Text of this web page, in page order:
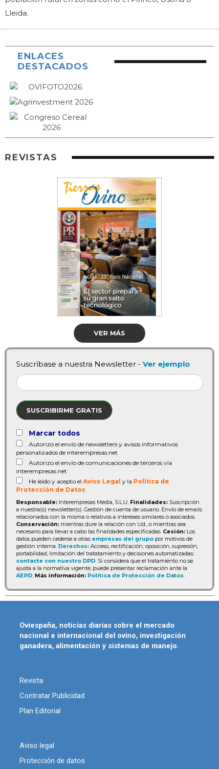
Lleida.
ENLACES
DESTACADOS
REVISTAS
VER MÁS
Suscríbase a nuestra Newsletter - Ver ejemplo
SUSCRIBIRME GRATIS
Marcar todos
Autorizo el envío de newsletters y avisos informativos
personalizados de interempresas.net
Autorizo el envío de comunicaciones de terceros vía
interempresas.net
He leído y acepto el Aviso Legal y la Política de
Protección de Datos
Responsable: Interempresas Media, S.L.U. Finalidades: Suscripción
a nuestra(s) newsletter(s). Gestión de cuenta de usuario. Envío de emails
relacionados con la misma o relativos a intereses similares o asociados.
Conservación: mientras dure la relación con Ud., o mientras sea
necesario para llevar a cabo las finalidades especificadas. Cesión: Los
datos pueden cederse a otras empresas del grupo por motivos de
gestión interna. Derechos: Acceso, rectificación, oposición, supresión,
portabilidad, limitación del tratatamiento y decisiones automatizadas:
contacte con nuestro DPD . Si considera que el tratamiento no se
ajusta a la normativa vigente, puede presentar reclamación ante la
AEPD Más información: Política de Protección de Datos
Oviespaña, noticias diarias sobre el mercado
nacional e internacional del ovino, investigación
ganadera, alimentación y sistemas de manejo.
Revista
Contratar Publicidad
Plan Editorial
Aviso legal
Protección de datos